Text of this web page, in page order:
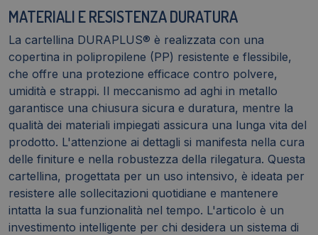
MATERIALI E RESISTENZA DURATURA
La cartellina DURAPLUS® è realizzata con una
copertina in polipropilene (PP) resistente e flessibile,
che offre una protezione efficace contro polvere,
umidità e strappi. Il meccanismo ad aghi in metallo
garantisce una chiusura sicura e duratura, mentre la
qualità dei materiali impiegati assicura una lunga vita del
prodotto. L'attenzione ai dettagli si manifesta nella cura
delle finiture e nella robustezza della rilegatura. Questa
cartellina, progettata per un uso intensivo, è ideata per
resistere alle sollecitazioni quotidiane e mantenere
intatta la sua funzionalità nel tempo. L'articolo è un
investimento intelligente per chi desidera un sistema di